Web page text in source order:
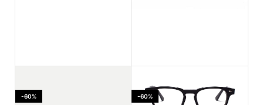
light
Dustlight
-60% -60%